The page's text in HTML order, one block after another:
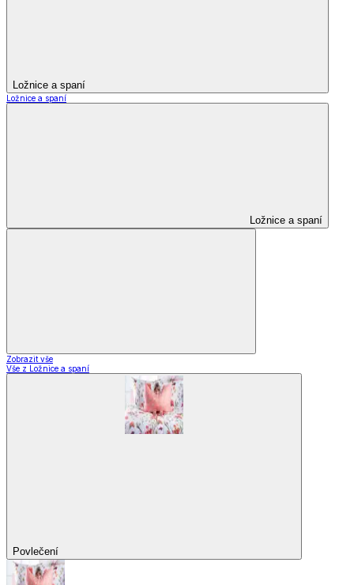
Ložnice a spaní
Ložnice a spaní
Ložnice a spaní
Zobrazit vše
Vše z Ložnice a spaní
Povlečení